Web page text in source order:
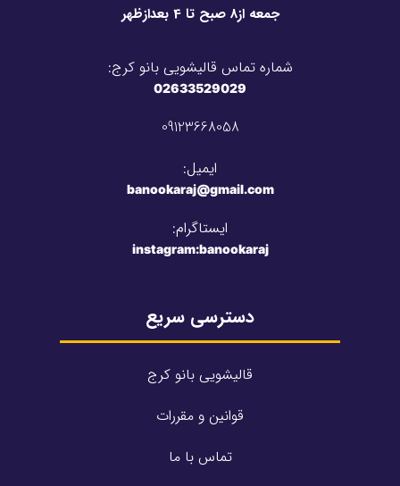
دسترسی سریع
قالیشویی بانو کرج
قوانین و مقررات
تماس با ما
جمعه از8 صبح تا 4 بعدازظهر
شماره تماس قالیشویی بانو کرج:
02633529029
09123668058
ایمیل:
banookaraj@gmail.com​
ایستاگرام:
instagram:banookaraj